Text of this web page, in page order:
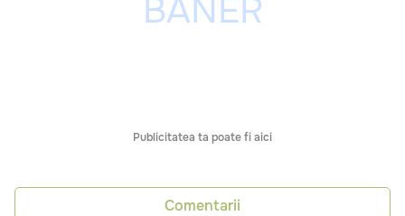
Publicitatea ta poate fi aici
Comentarii